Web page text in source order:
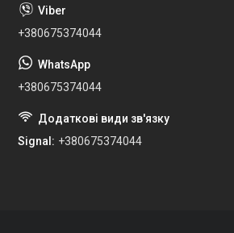
+380675374044
+380675374044
Signal +380675374044